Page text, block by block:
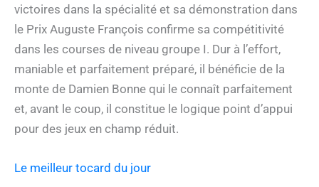
victoires dans la spécialité et sa démonstration dans
le Prix Auguste François confirme sa compétitivité
dans les courses de niveau groupe I. Dur à l’effort,
maniable et parfaitement préparé, il bénéficie de la
monte de Damien Bonne qui le connaît parfaitement
et, avant le coup, il constitue le logique point d’appui
pour des jeux en champ réduit.
Le meilleur tocard du jour